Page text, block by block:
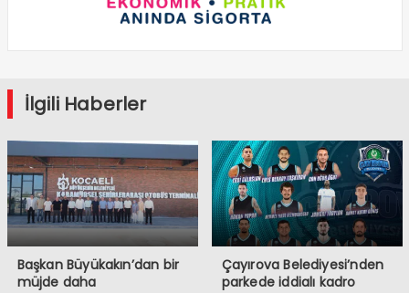
İlgili Haberler
Başkan Büyükakın’dan bir
müjde daha
Çayırova Belediyesi’nden
parkede iddialı kadro